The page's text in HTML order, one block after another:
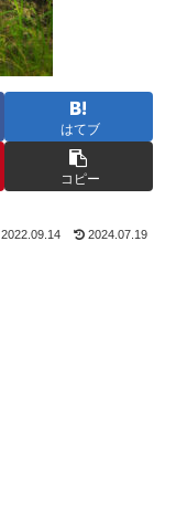
はてブ
コピー
2022.09.14 2024.07.19